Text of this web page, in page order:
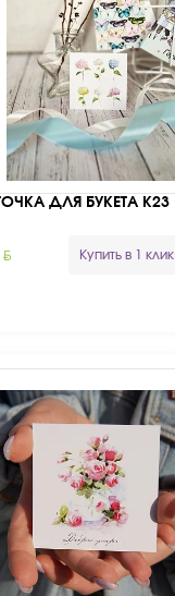
ДЛЯ БУКЕТА К23
BYN Купить в 1 клик